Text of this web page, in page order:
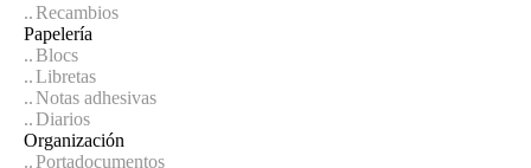
Recambios
Papelería
Blocs
Libretas
Notas adhesivas
Diarios
Organización
Portadocumentos